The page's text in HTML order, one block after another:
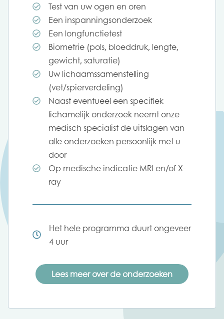
Test van uw ogen en oren
Een inspanningsonderzoek
Een longfunctietest
Biometrie (pols, bloeddruk, lengte,
gewicht, saturatie)
Uw lichaamssamenstelling
(vet/spierverdeling)
Naast eventueel een specifiek
lichamelijk onderzoek neemt onze
medisch specialist de uitslagen van
alle onderzoeken persoonlijk met u
door
Op medische indicatie MRI en/of X-
ray
Het hele programma duurt ongeveer
4 uur
Lees meer over de onderzoeken